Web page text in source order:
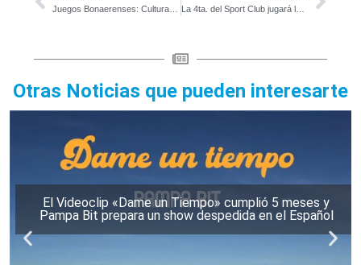
La 4ta. del Sport Club jugará la final este domingo con Araucaria Tenis
Otras Noticias que pueden interesarte
El Videoclip «Dame un Tiempo» cumplió 5 meses y
Pampa Bit prepara un show despedida en el Español